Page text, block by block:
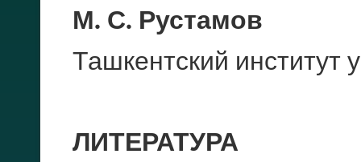
М. С. Рустамов
Ташкентский институт
ЛИТЕРАТУРА